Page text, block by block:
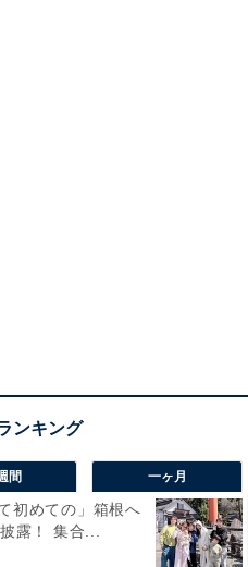
間 一ヶ月
初めての」箱根へ
露！ 集合...